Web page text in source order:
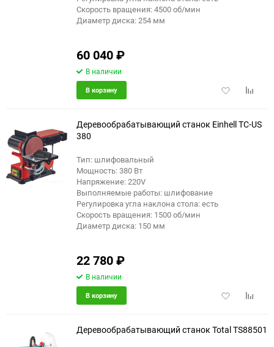
Скорость вращения: 4500 об/мин
Диаметр диска: 254 мм
60 040₽
В наличии
Добавить
В корзину
еще 6 фото
Деревообрабатывающий станок Einhell TC-US
380
Тип: шлифовальный
Мощность: 380 Вт
Напряжение: 220V
Выполняемые работы: шлифование
Регулировка угла наклона стола: есть
Скорость вращения: 1500 об/мин
Диаметр диска: 150 мм
22 780₽
В наличии
Добавить
В корзину
Деревообрабатывающий станок Total TS88501